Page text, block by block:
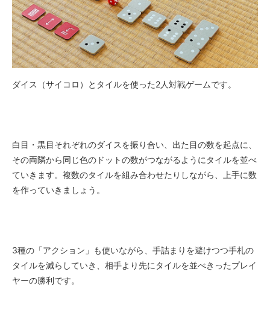
ダイス（サイコロ）とタイルを使った2人対戦ゲームです。
白目・黒目それぞれのダイスを振り合い、出た目の数を起点に、
その両隣から同じ色のドットの数がつながるようにタイルを並べ
ていきます。複数のタイルを組み合わせたりしながら、上手に数
を作っていきましょう。
3種の「アクション」も使いながら、手詰まりを避けつつ手札の
タイルを減らしていき、相手より先にタイルを並べきったプレイ
ヤーの勝利です。